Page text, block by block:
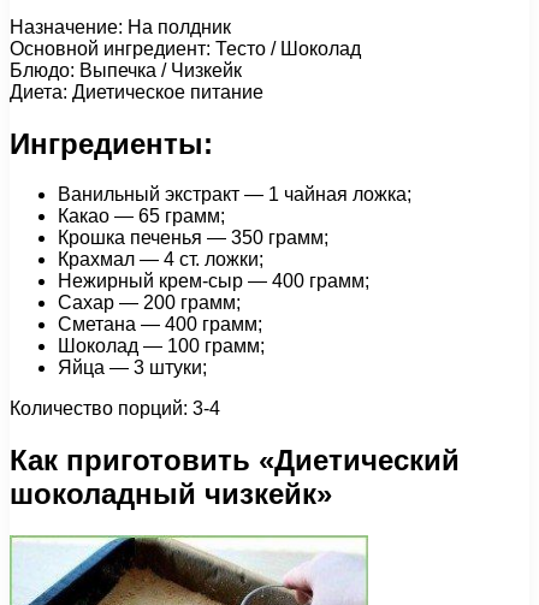
Назначение: На полдник
Основной ингредиент: Тесто / Шоколад
Блюдо: Выпечка / Чизкейк
Диета: Диетическое питание
Ингредиенты:
Ванильный экстракт — 1 чайная ложка;
Какао — 65 грамм;
Крошка печенья — 350 грамм;
Крахмал — 4 ст. ложки;
Нежирный крем-сыр — 400 грамм;
Сахар — 200 грамм;
Сметана — 400 грамм;
Шоколад — 100 грамм;
Яйца — 3 штуки;
Количество порций: 3-4
Как приготовить «Диетический
шоколадный чизкейк»